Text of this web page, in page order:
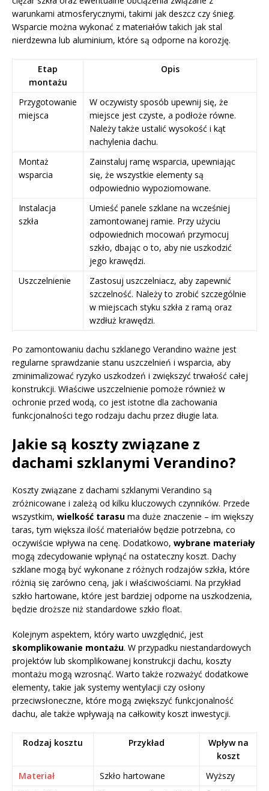
warunkami atmosferycznymi, takimi jak deszcz czy śnieg.
Wsparcie można wykonać z materiałów takich jak stal
nierdzewna lub aluminium, które są odporne na korozję.
Etap
montażu
Opis
Przygotowanie
miejsca
W oczywisty sposób upewnij się, że
miejsce jest czyste, a podłoże równe.
Należy także ustalić wysokość i kąt
nachylenia dachu.
Montaż
wsparcia
Zainstaluj ramę wsparcia, upewniając
się, że wszystkie elementy są
odpowiednio wypoziomowane.
Instalacja
szkła
Umieść panele szklane na wcześniej
zamontowanej ramie. Przy użyciu
odpowiednich mocowań przymocuj
szkło, dbając o to, aby nie uszkodzić
jego krawędzi.
Uszczelnienie
Zastosuj uszczelniacz, aby zapewnić
szczelność. Należy to zrobić szczególnie
w miejscach styku szkła z ramą oraz
wzdłuż krawędzi.
Po zamontowaniu dachu szklanego Verandino ważne jest
regularne sprawdzanie stanu uszczelnień i wsparcia, aby
zminimalizować ryzyko uszkodzeń i zwiększyć trwałość całej
konstrukcji. Właściwe uszczelnienie pomoże również w
ochronie przed wodą, co jest istotne dla zachowania
funkcjonalności tego rodzaju dachu przez długie lata.
Jakie są koszty związane z
dachami szklanymi Verandino?
Koszty związane z dachami szklanymi Verandino są
zróżnicowane i zależą od kilku kluczowych czynników. Przede
wszystkim, wielkość tarasu ma duże znaczenie – im większy
taras, tym większa ilość materiałów będzie potrzebna, co
oczywiście wpływa na cenę. Dodatkowo, wybrane materiały
mogą zdecydowanie wpłynąć na ostateczny koszt. Dachy
szklane mogą być wykonane z różnych rodzajów szkła, które
różnią się zarówno ceną, jak i właściwościami. Na przykład
szkło hartowane, które jest bardziej odporne na uszkodzenia,
będzie droższe niż standardowe szkło float.
Kolejnym aspektem, który warto uwzględnić, jest
skomplikowanie montażu. W przypadku niestandardowych
projektów lub skomplikowanej konstrukcji dachu, koszty
montażu mogą wzrosnąć. Warto także rozważyć dodatkowe
elementy, takie jak systemy wentylacji czy osłony
przeciwsłoneczne, które mogą zwiększyć funkcjonalność
dachu, ale także wpływają na całkowity koszt inwestycji.
Rodzaj kosztu Przykład
Wpływ na
koszt
Materiał
Szkło hartowane
Wyższy